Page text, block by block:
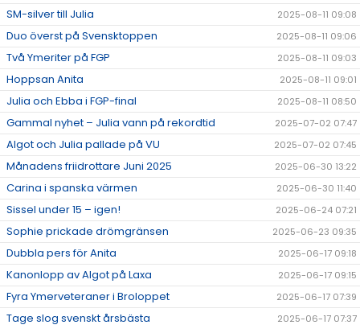
SM-silver till Julia 2025-08-11 09:08
Duo överst på Svensktoppen 2025-08-11 09:06
Två Ymeriter på FGP 2025-08-11 09:03
Hoppsan Anita 2025-08-11 09:01
Julia och Ebba i FGP-final 2025-08-11 08:50
Gammal nyhet – Julia vann på rekordtid 2025-07-02 07:47
Algot och Julia pallade på VU 2025-07-02 07:45
Månadens friidrottare Juni 2025 2025-06-30 13:22
Carina i spanska värmen 2025-06-30 11:40
Sissel under 15 – igen! 2025-06-24 07:21
Sophie prickade drömgränsen 2025-06-23 09:35
Dubbla pers för Anita 2025-06-17 09:18
Kanonlopp av Algot på Laxa 2025-06-17 09:15
Fyra Ymerveteraner i Broloppet 2025-06-17 07:39
Tage slog svenskt årsbästa 2025-06-17 07:37